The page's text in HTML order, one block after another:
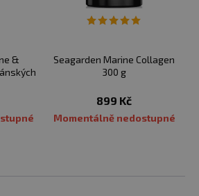
&
Seagarden Marine Collagen
300 g
899 Kč
Momentálně nedostupné